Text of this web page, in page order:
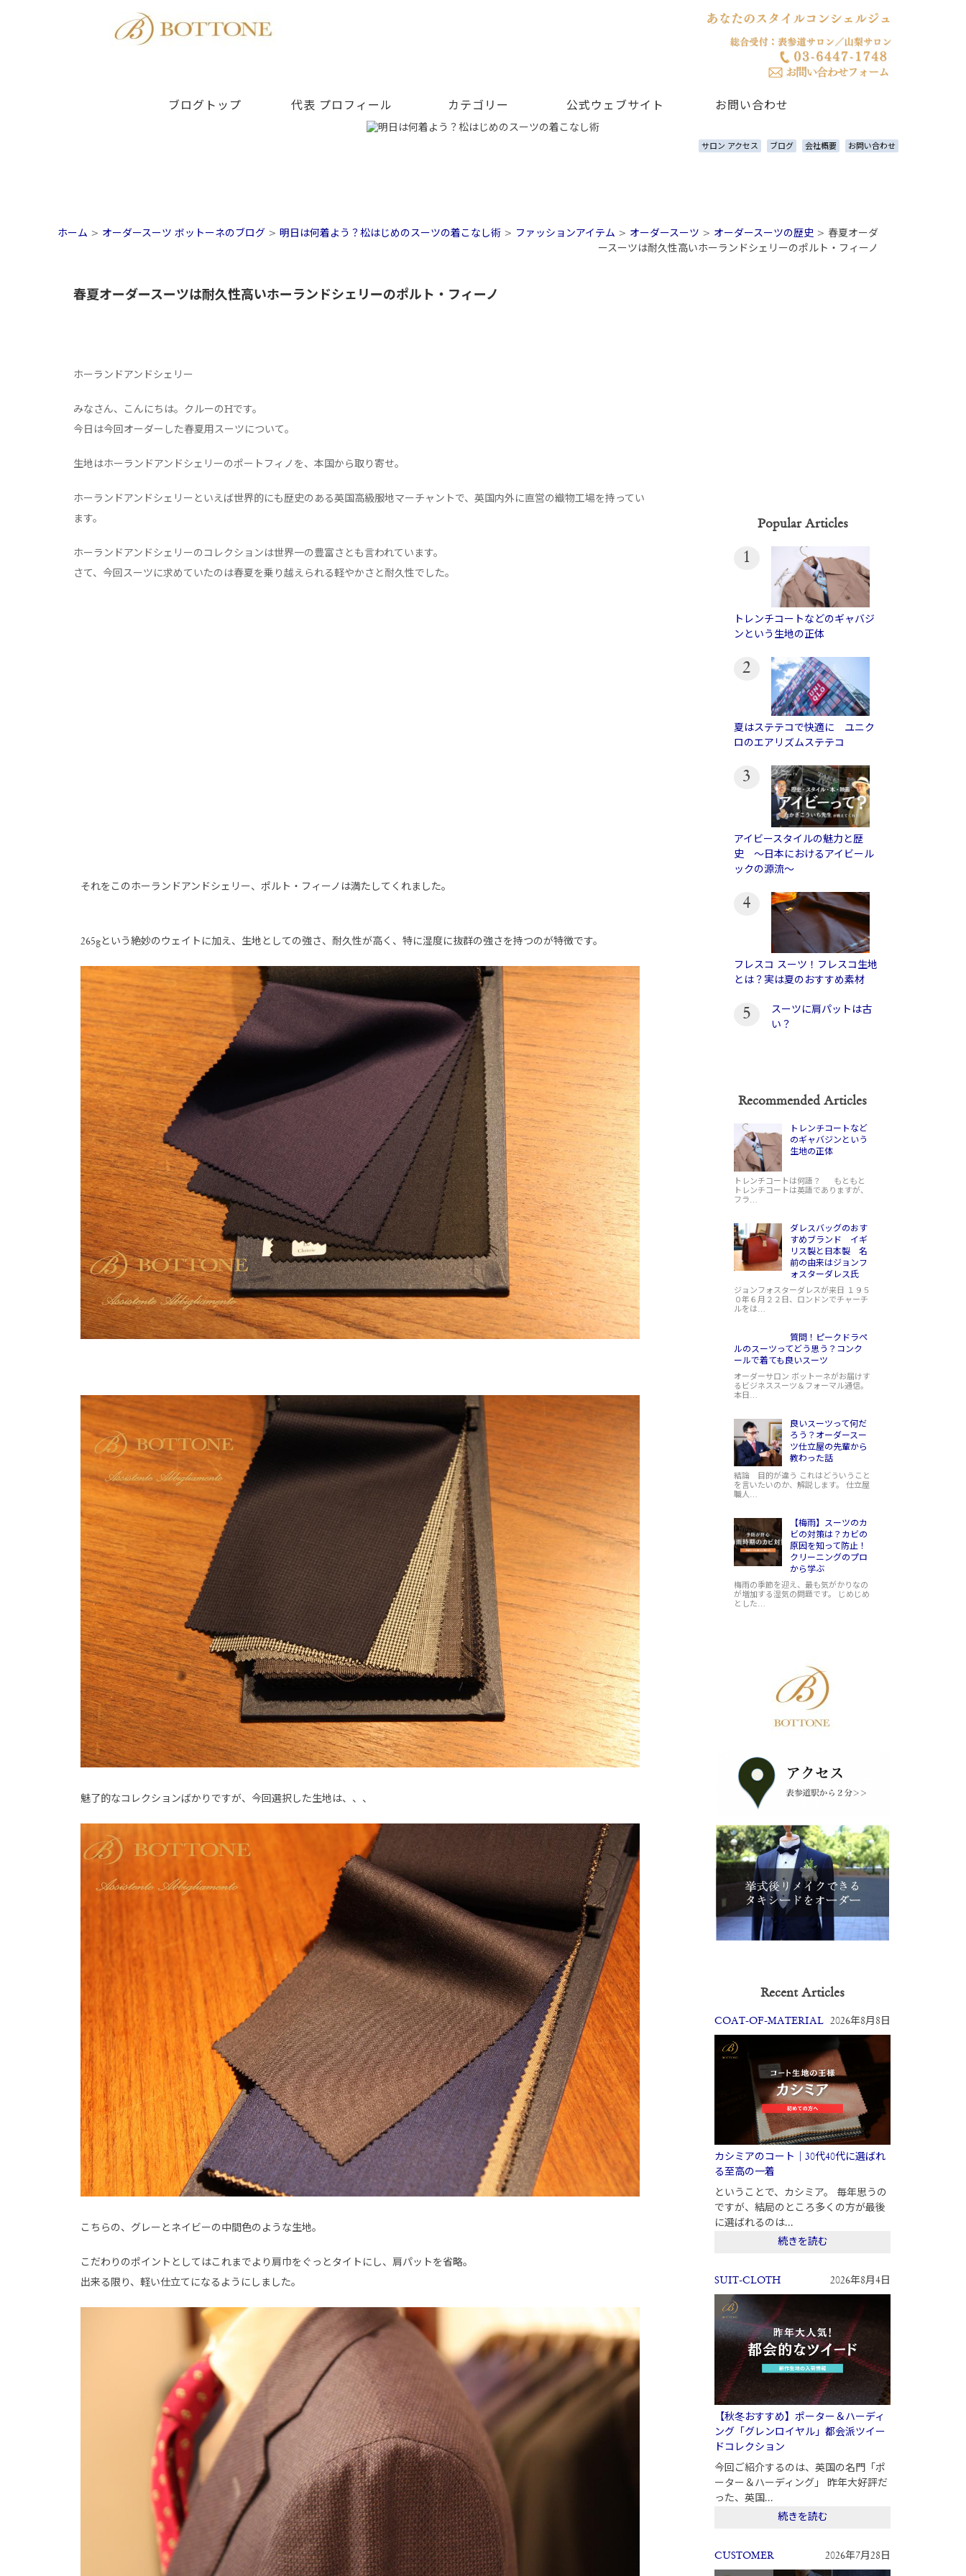
ブログトップ 代表 プロフィール カテゴリー 公式ウェブサイト お問い合わせ
サロン アクセス ブログ 会社概要 お問い合わせ
ホーム > オーダースーツ ボットーネのブログ > 明日は何着よう？松はじめのスーツの着こなし術 > ファッションアイテム > オーダースーツ > オーダースーツの歴史 > 春夏オーダ
ースーツは耐久性高いホーランドシェリーのポルト・フィーノ
春夏オーダースーツは耐久性高いホーランドシェリーのポルト・フィーノ
ホーランドアンドシェリー
みなさん、こんにちは。クルーのHです。
今日は今回オーダーした春夏用スーツについて。
生地はホーランドアンドシェリーのポートフィノを、本国から取り寄せ。
ホーランドアンドシェリーといえば世界的にも歴史のある英国高級服地マーチャントで、英国内外に直営の織物工場を持ってい
ます。
ホーランドアンドシェリーのコレクションは世界一の豊富さとも言われています。
さて、今回スーツに求めていたのは春夏を乗り越えられる軽やかさと耐久性でした。
それをこのホーランドアンドシェリー、ポルト・フィーノは満たしてくれました。
265gという絶妙のウェイトに加え、生地としての強さ、耐久性が高く、特に湿度に抜群の強さを持つのが特徴です。
魅了的なコレクションばかりですが、今回選択した生地は、、、
こちらの、グレーとネイビーの中間色のような生地。
こだわりのポイントとしてはこれまでより肩巾をぐっとタイトにし、肩パットを省略。
出来る限り、軽い仕立てになるようにしました。
Popular Articles
1
トレンチコートなどのギャバジ
ンという生地の正体
2
夏はステテコで快適に ユニク
ロのエアリズムステテコ
3
アイビースタイルの魅力と歴
史 〜日本におけるアイビール
ックの源流〜
4
フレスコ スーツ！フレスコ生地
とは？実は夏のおすすめ素材
5
スーツに肩パットは古
い？
Recommended Articles
トレンチコートなど
のギャバジンという
生地の正体
トレンチコートは何語？ もともと
トレンチコートは英語でありますが、
フラ…
ダレスバッグのおす
すめブランド イギ
リス製と日本製 名
前の由来はジョンフ
ォスターダレス氏
ジョンフォスターダレスが来日 １９５
０年６月２２日、ロンドンでチャーチ
ルをは…
質問！ピークドラペ
ルのスーツってどう思う？コンク
ールで着ても良いスーツ
オーダーサロン ボットーネがお届けす
るビジネススーツ＆フォーマル通信。
本日…
良いスーツって何だ
ろう？オーダースー
ツ仕立屋の先輩から
教わった話
結論 目的が違う これはどういうこと
を言いたいのか、解説します。 仕立屋
職人…
【梅雨】スーツのカ
ビの対策は？カビの
原因を知って防止！
クリーニングのプロ
から学ぶ
梅雨の季節を迎え、最も気がかりなの
が増加する湿気の問題です。 じめじめ
とした…
Recent Articles
COAT-OF-MATERIAL 2026年8月8日
カシミアのコート｜30代40代に選ばれ
る至高の一着
ということで、カシミア。 毎年思うの
ですが、結局のところ多くの方が最後
に選ばれるのは...
続きを読む
SUIT-CLOTH 2026年8月4日
【秋冬おすすめ】ポーター＆ハーディ
ング「グレンロイヤル」都会派ツイー
ドコレクション
今回ご紹介するのは、英国の名門「ポ
ーター＆ハーディング」 昨年大好評だ
った、英国...
続きを読む
CUSTOMER 2026年7月28日